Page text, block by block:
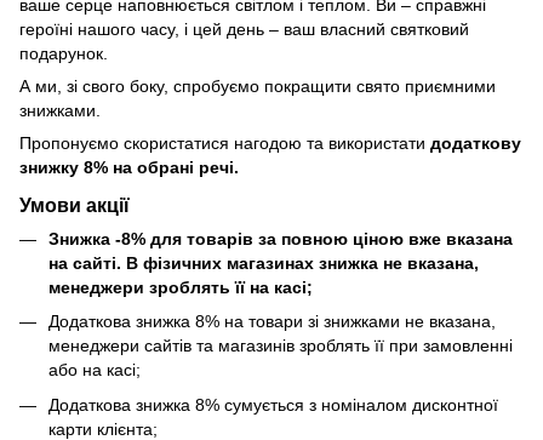
ваше серце наповнюється світлом і теплом. Ви – справжні
героїні нашого часу, і цей день – ваш власний святковий
подарунок.
А ми, зі свого боку, спробуємо покращити свято приємними
знижками.
Пропонуємо скористатися нагодою та використати додаткову
знижку 8% на обрані речі.
Умови акції
Знижка -8% для товарів за повною ціною вже вказана
на сайті. В фізичних магазинах знижка не вказана,
менеджери зроблять її на касі;
Додаткова знижка 8% на товари зі знижками не вказана,
менеджери сайтів та магазинів зроблять її при замовленні
або на касі;
Додаткова знижка 8% сумується з номіналом дисконтної
карти клієнта;